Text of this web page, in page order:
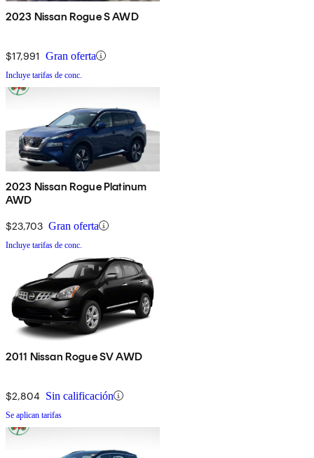
2023 Nissan Rogue S AWD
$17,991 Gran oferta
Incluye tarifas de conc.
2023 Nissan Rogue Platinum
AWD
$23,703 Gran oferta
Incluye tarifas de conc.
2011 Nissan Rogue SV AWD
$2,804 Sin calificación
Se aplican tarifas